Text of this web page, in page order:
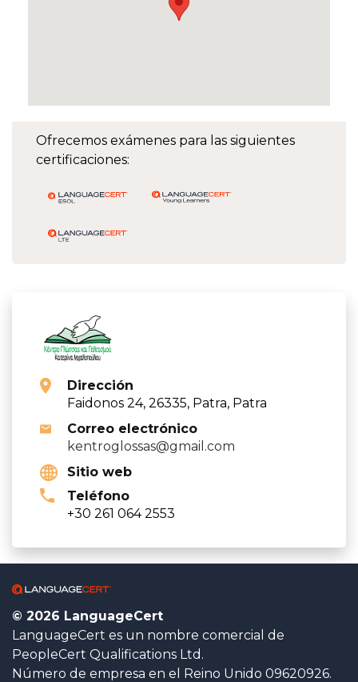
Ofrecemos exámenes para las siguientes
certificaciones:
Dirección
Faidonos 24, 26335, Patra, Patra
Correo electrónico
kentroglossas@gmail.com
Sitio web
Teléfono
+30 261 064 2553
© 2026 LanguageCert
LanguageCert es un nombre comercial de
PeopleCert Qualifications Ltd.
Número de empresa en el Reino Unido 09620926.